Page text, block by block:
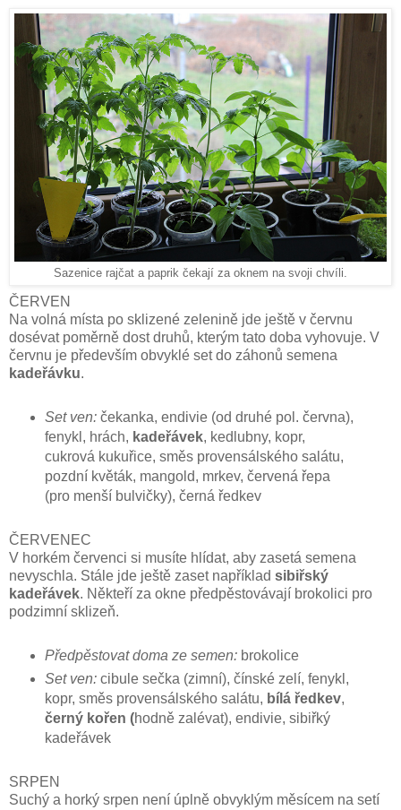
Sazenice rajčat a paprik čekají za oknem na svoji chvíli.
ČERVEN
Na volná místa po sklizené zelenině jde ještě v červnu
dosévat poměrně dost druhů, kterým tato doba vyhovuje. V
červnu je především obvyklé set do záhonů semena
kadeřávku.
Set ven:čekanka, endivie (od druhé pol. června),
fenykl, hrách, kadeřávek, kedlubny, kopr,
cukrová kukuřice, směs provensálského salátu,
pozdní květák, mangold, mrkev, červená řepa
(pro menší bulvičky), černá ředkev
ČERVENEC
V horkém červenci si musíte hlídat, aby zasetá semena
nevyschla. Stále jde ještě zaset například sibiřský
kadeřávek. Někteří za okne předpěstovávají brokolici pro
podzimní sklizeň.
Předpěstovat doma ze semen:brokolice
Set ven:cibule sečka (zimní), čínské zelí, fenykl,
kopr, směs provensálského salátu, bílá ředkev,
černý kořen (hodně zalévat), endivie, sibiřký
kadeřávek
SRPEN
Suchý a horký srpen není úplně obvyklým měsícem na setí